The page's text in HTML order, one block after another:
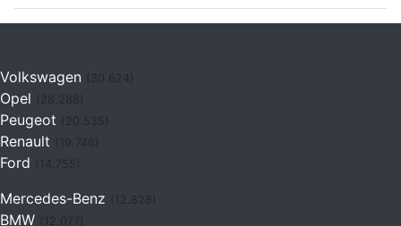
Volkswagen (30.624)
Opel
Peugeot
Renault (19.746)
Ford (14.755)
Mercedes-Benz
BMW